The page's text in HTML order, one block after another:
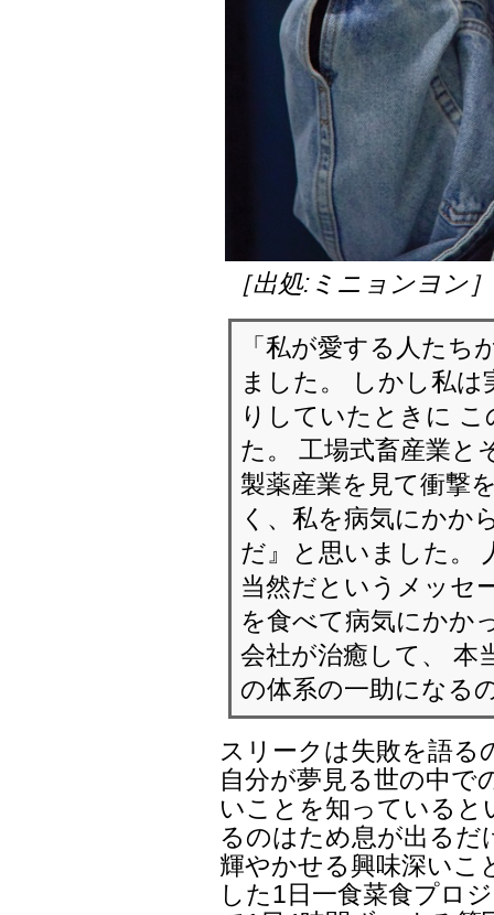
［出処:ミニョンヨン］
「私が愛する人たち
ました。 しかし私
りしていたときに
た。 工場式畜産業と
製薬産業を見て衝撃
く、私を病気にかか
だ』と思いました。
当然だというメッセ
を食べて病気にかか
会社が治癒して、 本
の体系の一助になる
スリークは失敗を語る
自分が夢見る世の中で
いことを知っていると
るのはため息が出るだ
輝やかせる興味深いこ
した1日一食菜食プロ